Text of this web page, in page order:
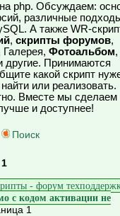
php. Обсуждаем:
различные
А также WR-
, скрипты форумов,
Галерея, Фотоальбом,
другие. Принимаются
какой скрипт
или реализовать.
Вместе мы сделаем
и доступнее!
Поиск
1
- форум
с кодом активации не
1